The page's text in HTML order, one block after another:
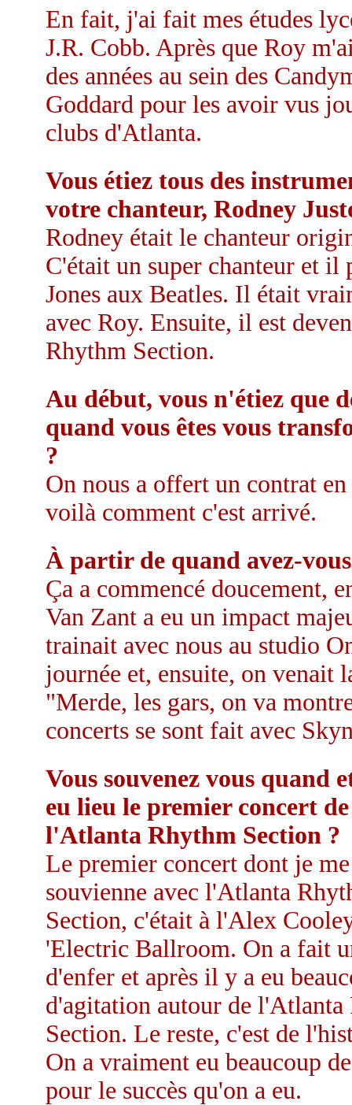
En fait, j'ai fait mes études
J.R. Cobb. Après que Roy
des années au sein des
Goddard pour les avoir vus
clubs d'Atlanta.
Vous étiez tous des
votre chanteur, Rodney
Rodney était le chanteur
C'était un super chanteur et
Jones aux Beatles. Il était
avec Roy. Ensuite, il est
Rhythm Section.
Au début, vous n'étiez que
quand vous êtes vous
?
On nous a offert un contrat
voilà comment c'est arrivé.
À partir de quand avez-
Ça a commencé doucement,
Van Zant a eu un impact
trainait avec nous au studio
journée et, ensuite, on venait
"Merde, les gars, on va
concerts se sont fait avec
Vous souvenez vous quand
eu lieu le premier concert de
l'Atlanta Rhythm Section ?
Le premier concert dont je me
souvienne avec l'Atlanta
Section, c'était à l'Alex
'Electric Ballroom. On a fait
d'enfer et après il y a eu
d'agitation autour de l'Atlanta
Section. Le reste, c'est de
On a vraiment eu beaucoup
pour le succès qu'on a eu.